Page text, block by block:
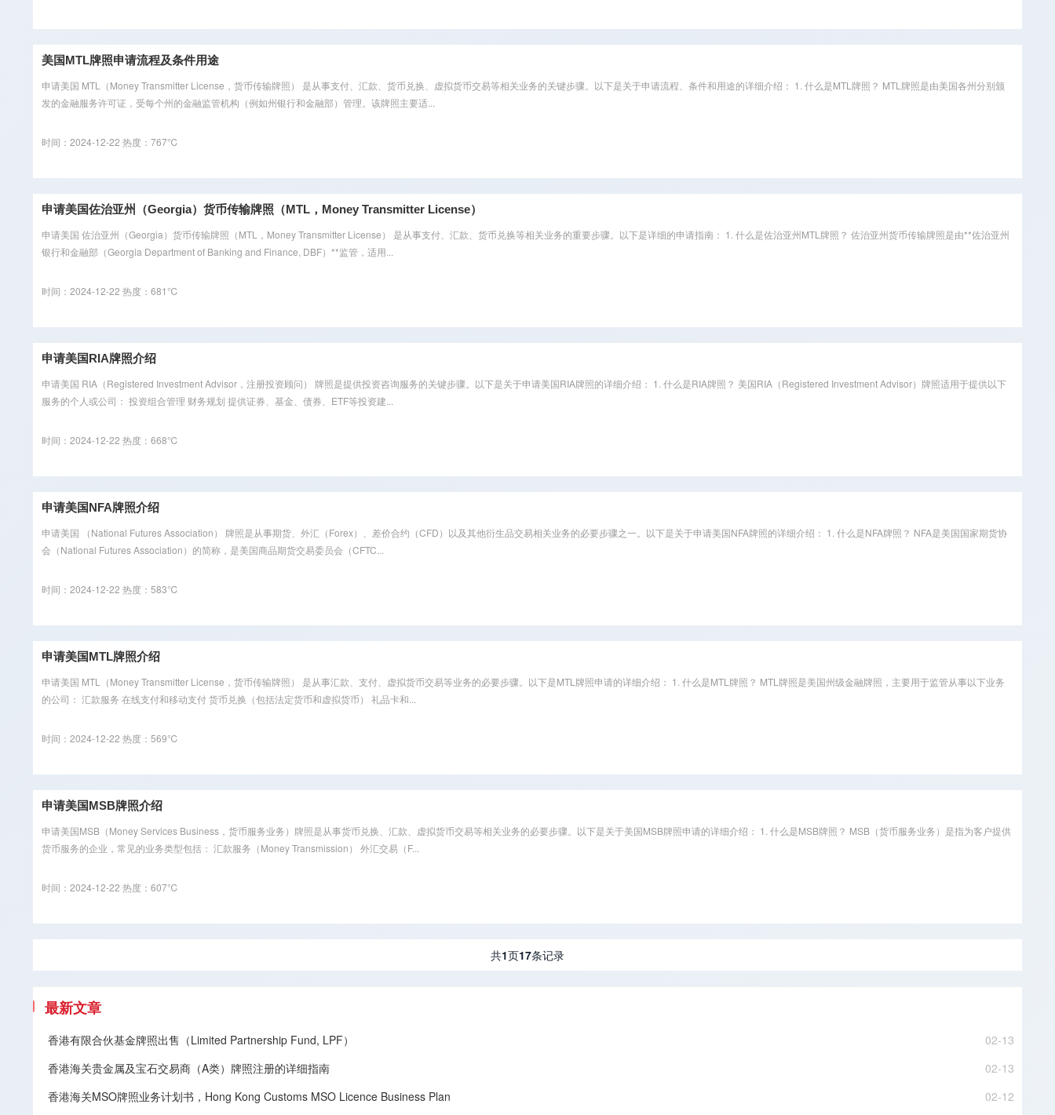
美国MTL牌照申请流程及条件用途
申请美国 MTL（Money Transmitter License，货币传输牌照） 是从事支付、汇款、货币兑换、虚拟货币交易等相关业务的关键步骤。以下是关于申请流程、条件和用途的详细介绍： 1. 什么是MTL牌照？ MTL牌照是由美国各州分别颁
发的金融服务许可证，受每个州的金融监管机构（例如州银行和金融部）管理。该牌照主要适...
时间：2024-12-22 热度：767℃
申请美国佐治亚州（Georgia）货币传输牌照（MTL，Money Transmitter License）
申请美国 佐治亚州（Georgia）货币传输牌照（MTL，Money Transmitter License） 是从事支付、汇款、货币兑换等相关业务的重要步骤。以下是详细的申请指南： 1. 什么是佐治亚州MTL牌照？ 佐治亚州货币传输牌照是由**佐治亚州
银行和金融部（Georgia Department of Banking and Finance, DBF）**监管，适用...
时间：2024-12-22 热度：681℃
申请美国RIA牌照介绍
申请美国 RIA（Registered Investment Advisor，注册投资顾问） 牌照是提供投资咨询服务的关键步骤。以下是关于申请美国RIA牌照的详细介绍： 1. 什么是RIA牌照？ 美国RIA（Registered Investment Advisor）牌照适用于提供以下
服务的个人或公司： 投资组合管理 财务规划 提供证券、基金、债券、ETF等投资建...
时间：2024-12-22 热度：668℃
申请美国NFA牌照介绍
申请美国 （National Futures Association） 牌照是从事期货、外汇（Forex）、差价合约（CFD）以及其他衍生品交易相关业务的必要步骤之一。以下是关于申请美国NFA牌照的详细介绍： 1. 什么是NFA牌照？ NFA是美国国家期货协
会（National Futures Association）的简称，是美国商品期货交易委员会（CFTC...
时间：2024-12-22 热度：583℃
申请美国MTL牌照介绍
申请美国 MTL（Money Transmitter License，货币传输牌照） 是从事汇款、支付、虚拟货币交易等业务的必要步骤。以下是MTL牌照申请的详细介绍： 1. 什么是MTL牌照？ MTL牌照是美国州级金融牌照，主要用于监管从事以下业务
的公司： 汇款服务 在线支付和移动支付 货币兑换（包括法定货币和虚拟货币） 礼品卡和...
时间：2024-12-22 热度：569℃
申请美国MSB牌照介绍
申请美国MSB（Money Services Business，货币服务业务）牌照是从事货币兑换、汇款、虚拟货币交易等相关业务的必要步骤。以下是关于美国MSB牌照申请的详细介绍： 1. 什么是MSB牌照？ MSB（货币服务业务）是指为客户提供
货币服务的企业，常见的业务类型包括： 汇款服务（Money Transmission） 外汇交易（F...
时间：2024-12-22 热度：607℃
共1页17条记录
最新文章
02-13
香港有限合伙基金牌照出售（Limited Partnership Fund, LPF）
02-13
香港海关贵金属及宝石交易商（A类）牌照注册的详细指南
02-12
香港海关MSO牌照业务计划书，Hong Kong Customs MSO Licence Business Plan